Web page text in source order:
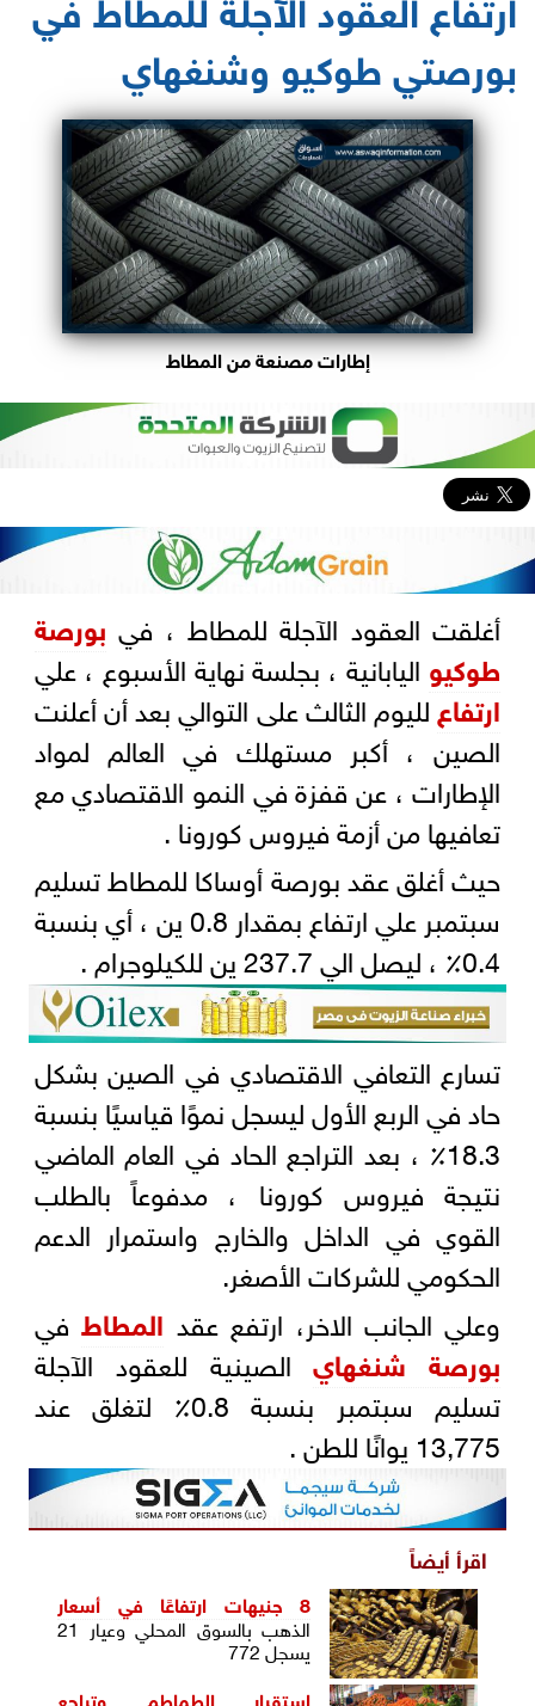
بورصتي طوكيو وشنغهاي
إطارات مصنعة من المطاط
أغلقت العقود الآجلة للمطاط ، في بورصة
طوكيو اليابانية ، بجلسة نهاية الأسبوع ، علي
ارتفاعلليوم الثالث على التوالي بعد أن أعلنت
الصين ، أكبر مستهلك في العالم لمواد
الإطارات ، عن قفزة في النمو الاقتصادي مع
تعافيها من أزمة فيروس كورونا .
حيث أغلق عقد بورصة أوساكا للمطاط تسليم
سبتمبر علي ارتفاع بمقدار 0.8 ين ، أي بنسبة
0.4٪ ، ليصل الي 237.7 ين للكيلوجرام .
تسارع التعافي الاقتصادي في الصين بشكل
حاد في الربع الأول ليسجل نموًا قياسيًا بنسبة
18.3٪ ، بعد التراجع الحاد في العام الماضي
نتيجة فيروس كورونا ، مدفوعاً بالطلب
القوي في الداخل والخارج واستمرار الدعم
الحكومي للشركات الأصغر.
وعلي الجانب الاخر، ارتفع عقد المطاطفي
بورصة شنغهايالصينية للعقود الآجلة
تسليم سبتمبر بنسبة 0.8٪ لتغلق عند
13,775 يوانًا للطن .
اقرأ أيضاً
8 جنيهات ارتفاعًا في أسعار
الذهب بالسوق المحلي وعيار 21
يسجل 772
استقرار الطماطم وتراجع